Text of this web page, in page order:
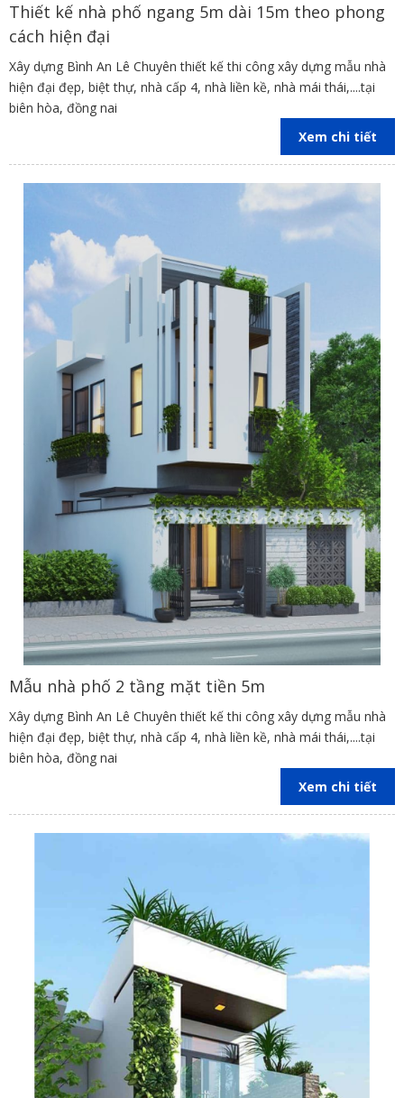
Thiết kế nhà phố ngang 5m dài 15m theo phong
cách hiện đại
Xây dựng Bình An Lê Chuyên thiết kế thi công xây dựng mẫu nhà
hiện đại đẹp, biệt thự, nhà cấp 4, nhà liền kề, nhà mái thái,....tại
biên hòa, đồng nai
Xem chi tiết
Mẫu nhà phố 2 tầng mặt tiền 5m
Xây dựng Bình An Lê Chuyên thiết kế thi công xây dựng mẫu nhà
hiện đại đẹp, biệt thự, nhà cấp 4, nhà liền kề, nhà mái thái,....tại
biên hòa, đồng nai
Xem chi tiết